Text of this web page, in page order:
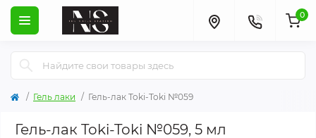
0
Гель лаки Гель-лак Toki-Toki №059
Гель-лак Toki-Toki №059, 5 мл